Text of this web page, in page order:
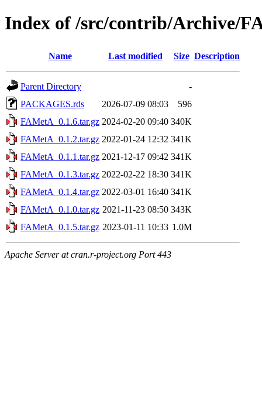
Index of /src/contrib/Archive/
Name Last modified Size Description
Parent Directory
-
PACKAGES.rds
2026-07-09 08:03
596
FAMetA_0.1.6.tar.gz 2024-02-20 09:40 340K
FAMetA_0.1.2.tar.gz 2022-01-24 12:32 341K
FAMetA_0.1.1.tar.gz 2021-12-17 09:42 341K
FAMetA_0.1.3.tar.gz 2022-02-22 18:30 341K
FAMetA_0.1.4.tar.gz 2022-03-01 16:40 341K
FAMetA_0.1.0.tar.gz 2021-11-23 08:50 343K
FAMetA_0.1.5.tar.gz 2023-01-11 10:33 1.0M
Apache Server at cran.r-project.org Port 443